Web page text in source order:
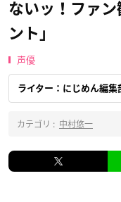
ないッ！ファ
ント」
声優
ライター：にじめん編集
カテゴリ : 中村悠一